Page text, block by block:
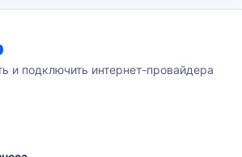
и подключить интернет-провайдера